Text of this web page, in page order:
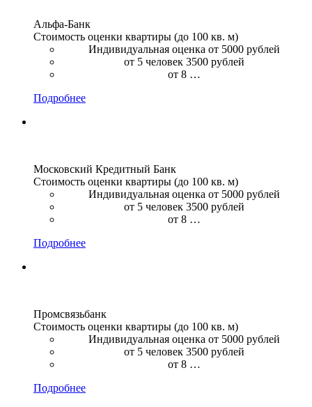
Альфа-Банк
Стоимость оценки квартиры (до 100 кв. м)
Индивидуальная оценка от 5000 рублей
от 5 человек 3500 рублей
от 8 …
Подробнее
Московский Кредитный Банк
Стоимость оценки квартиры (до 100 кв. м)
Индивидуальная оценка от 5000 рублей
от 5 человек 3500 рублей
от 8 …
Подробнее
Промсвязьбанк
Стоимость оценки квартиры (до 100 кв. м)
Индивидуальная оценка от 5000 рублей
от 5 человек 3500 рублей
от 8 …
Подробнее